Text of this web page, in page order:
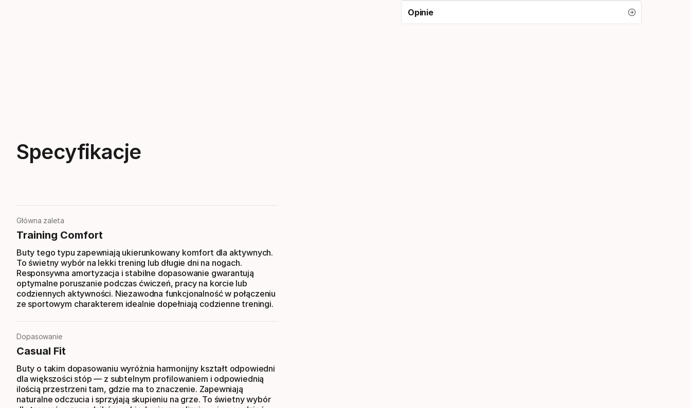
Opinie
Specyfikacje
Główna zaleta
Training Comfort
Buty tego typu zapewniają ukierunkowany komfort dla aktywnych.
To świetny wybór na lekki trening lub długie dni na nogach.
Responsywna amortyzacja i stabilne dopasowanie gwarantują
optymalne poruszanie podczas ćwiczeń, pracy na korcie lub
codziennych aktywności. Niezawodna funkcjonalność w połączeniu
ze sportowym charakterem idealnie dopełniają codzienne treningi.
Dopasowanie
Casual Fit
Buty o takim dopasowaniu wyróżnia harmonijny kształt odpowiedni
dla większości stóp — z subtelnym profilowaniem i odpowiednią
ilością przestrzeni tam, gdzie ma to znaczenie. Zapewniają
naturalne odczucia i sprzyjają skupieniu na grze. To świetny wybór